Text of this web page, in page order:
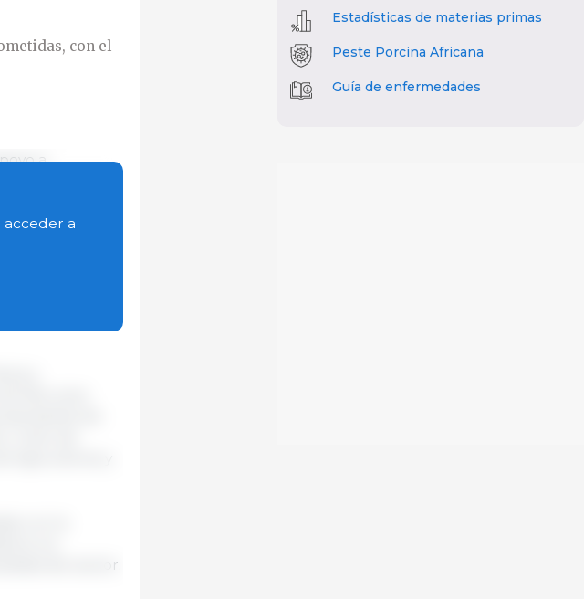
con el
a
de las
que el
de las
y
Recursos
de
Unión de
Agricultores y
con la
los
del sector.
acceder a
Estadísticas de materias primas
Peste Porcina Africana
Guía de enfermedades